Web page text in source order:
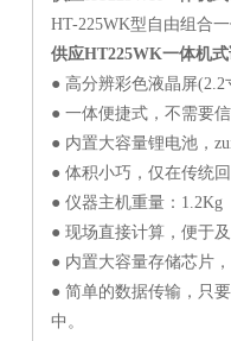
HT-225WK型自由组合
供应HT225WK一体机
● 高分辨彩色液晶屏(2.2
● 一体便捷式，不需要
● 内置大容量锂电池，
● 体积小巧，仅在传统
● 仪器主机重量：1.2Kg
● 现场直接计算，便于
● 内置大容量存储芯片
● 简单的数据传输，只
中。